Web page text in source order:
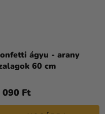
ágyu - arany
60 cm
090 Ft